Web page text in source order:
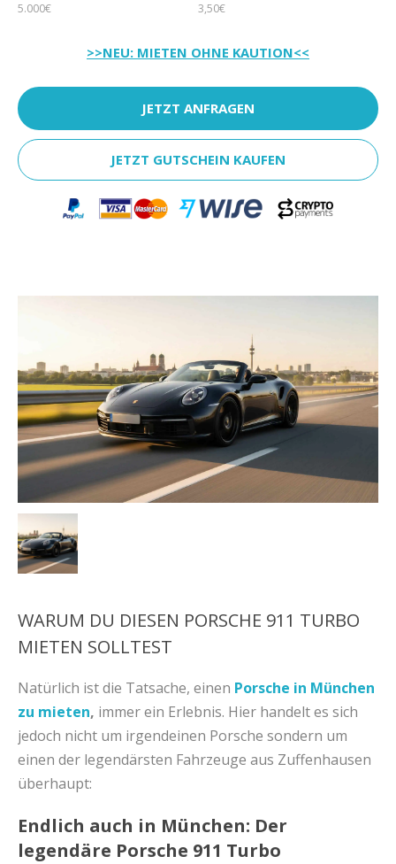
5.000€ 3,50€
>>NEU: MIETEN OHNE KAUTION<<
JETZT ANFRAGEN
JETZT GUTSCHEIN KAUFEN
WARUM DU DIESEN PORSCHE 911 TURBO
MIETEN SOLLTEST
Natürlich ist die Tatsache, einen Porsche in München
zu mieten, immer ein Erlebnis. Hier handelt es sich
jedoch nicht um irgendeinen Porsche sondern um
einen der legendärsten Fahrzeuge aus Zuffenhausen
überhaupt:
Endlich auch in München: Der
legendäre Porsche 911 Turbo